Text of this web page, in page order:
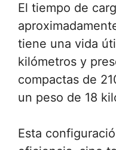
El tiempo de
tiene una vida
kilómetros y
compactas de
un peso de 18
Esta